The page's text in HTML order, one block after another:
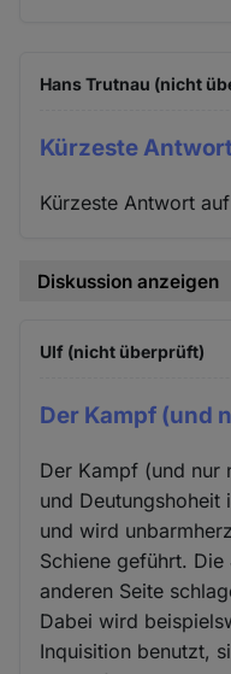
Hans Trutnau (nicht
Kürzeste
Kürzeste Antwort
Diskussion anzeigen
Ulf (nicht überprüft)
Der Kampf (und
Der Kampf (und nur
und Deutungshoheit
und wird
Schiene geführt.
anderen Seite
Dabei wird
Inquisition benutzt,